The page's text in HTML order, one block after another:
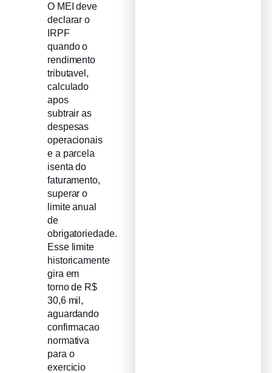
O MEI deve
declarar o
IRPF
quando o
rendimento
tributavel,
calculado
apos
subtrair as
despesas
operacionais
e a parcela
isenta do
faturamento,
superar o
limite anual
de
obrigatoriedade.
Esse limite
historicamente
gira em
torno de R$
30,6 mil,
aguardando
confirmacao
normativa
para o
exercicio